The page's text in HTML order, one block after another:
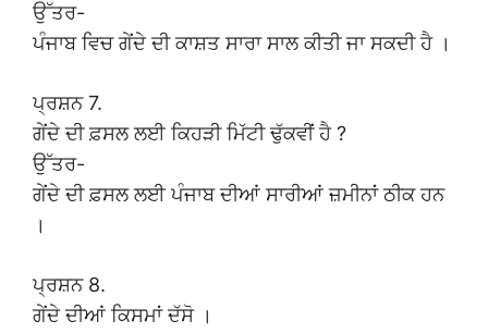
ਉੱਤਰ-
ਪੰਜਾਬ ਵਿਚ ਗੇਂਦੇ ਦੀ ਕਾਸ਼ਤ ਸਾਰਾ ਸਾਲ ਕੀਤੀ ਜਾ ਸਕਦੀ ਹੈ ।
ਪ੍ਰਸ਼ਨ 7.
ਗੇਂਦੇ ਦੀ ਫ਼ਸਲ ਲਈ ਕਿਹੜੀ ਮਿੱਟੀ ਢੁੱਕਵੀਂ ਹੈ ?
ਉੱਤਰ-
ਗੇਂਦੇ ਦੀ ਫ਼ਸਲ ਲਈ ਪੰਜਾਬ ਦੀਆਂ ਸਾਰੀਆਂ ਜ਼ਮੀਨਾਂ ਠੀਕ ਹਨ
।
ਪ੍ਰਸ਼ਨ 8.
ਗੇਂਦੇ ਦੀਆਂ ਕਿਸਮਾਂ ਦੱਸੋ ।